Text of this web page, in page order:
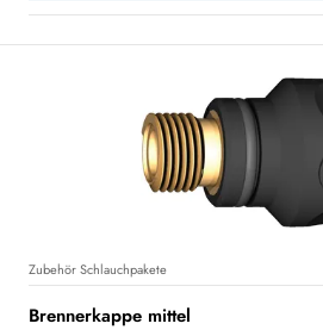
Zubehör Schlauchpakete
Brennerkappe mittel